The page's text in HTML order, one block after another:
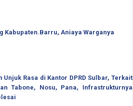
Kabupaten.Barru, Aniaya Warganya
Unjuk Rasa di Kantor DPRD Sulbar, Terkait
Tabone, Nosu, Pana, Infrastrukturnya